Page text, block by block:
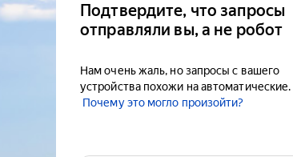
Подтвердите, что запросы
отправляли вы, а не робот
Нам очень жаль, но запросы с вашего
устройства похожи на автоматические.
Почему это могло произойти?